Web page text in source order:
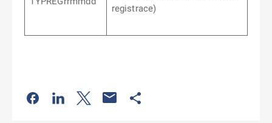
registrace)
Odkaz se otevře na nové kartě
Odkaz se otevře na nové kartě
Odkaz se otevře na nové kartě